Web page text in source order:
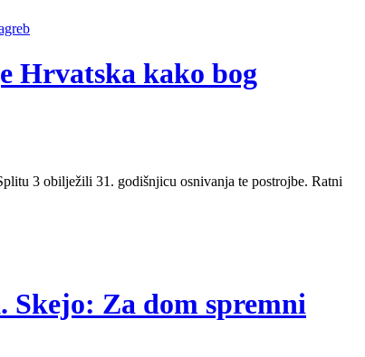
Hrvatska kako bog
3 obilježili 31. godišnjicu osnivanja te postrojbe. Ratni
Skejo: Za dom spremni